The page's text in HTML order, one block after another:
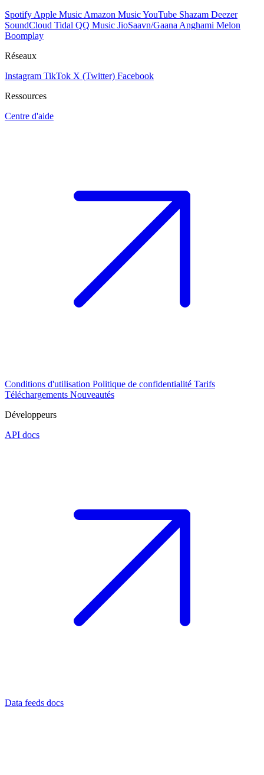
Spotify Apple Music Amazon MusicYouTube Shazam Deezer
SoundCloud Tidal QQ Music JioSaavn/Gaana Anghami Melon
Boomplay
Réseaux
Instagram TikTok X (Twitter) Facebook
Ressources
Centre d'aide
Conditions d'utilisation Politique de confidentialité Tarifs
Téléchargements Nouveautés
Développeurs
API docs
Data feeds docs